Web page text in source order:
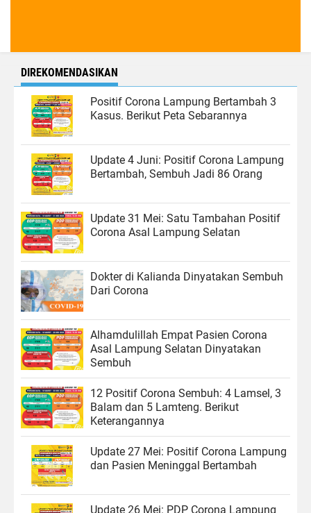
DIREKOMENDASIKAN
Positif Corona Lampung Bertambah 3
Kasus. Berikut Peta Sebarannya
Update 4 Juni: Positif Corona Lampung
Bertambah, Sembuh Jadi 86 Orang
Update 31 Mei: Satu Tambahan Positif
Corona Asal Lampung Selatan
Dokter di Kalianda Dinyatakan Sembuh
Dari Corona
Alhamdulillah Empat Pasien Corona
Asal Lampung Selatan Dinyatakan
Sembuh
12 Positif Corona Sembuh: 4 Lamsel, 3
Balam dan 5 Lamteng. Berikut
Keterangannya
Update 27 Mei: Positif Corona Lampung
dan Pasien Meninggal Bertambah
Update 26 Mei: PDP Corona Lampung